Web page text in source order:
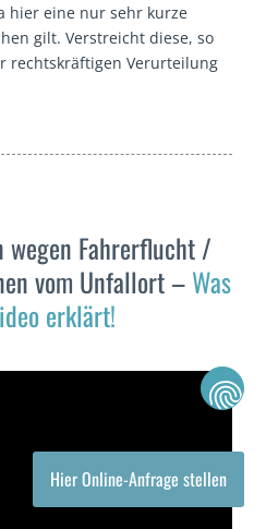
Hier Online-Anfrage stellen
hier eine nur sehr kurze
gilt. Verstreicht diese, so
rechtskräftigen Verurteilung
Fahrerflucht /
vom Unfallort –Was
erklärt!